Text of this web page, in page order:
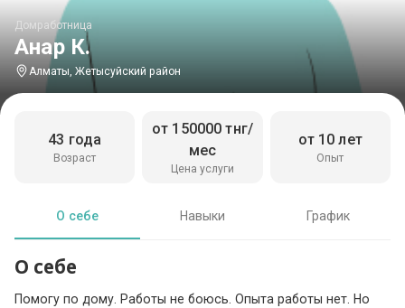
Анар К.
Домработница
Алматы, Жетысуйский район
Возраст
43 года
Цена услуги
от 150000 тнг/
мес
Опыт
от 10 лет
О себе Навыки График
О себе
Помогу по дому. Работы не боюсь. Опыта работы нет. Но